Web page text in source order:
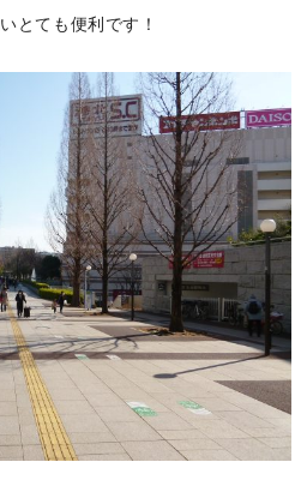
とても便利です！